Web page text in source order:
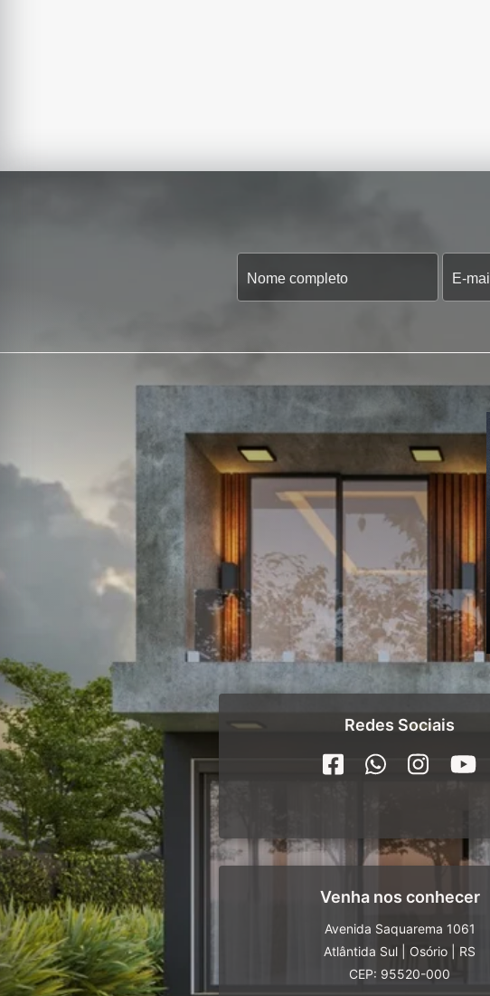
Redes Sociais
Venha nos conhecer
Avenida Saquarema 1061
Atlântida Sul
Osório
RS
CEP: 95520-000